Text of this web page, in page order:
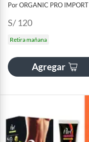
Por ORGANIC PRO IMPORT
S/ 120
Retira mañana
Agregar